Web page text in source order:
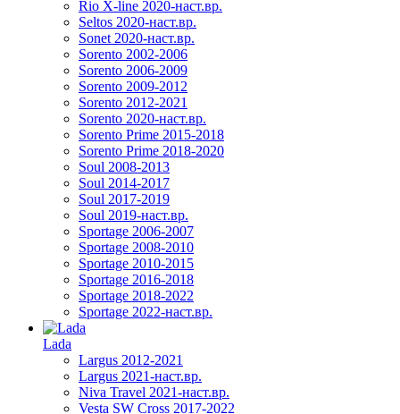
Rio X-line 2020-наст.вр.
Seltos 2020-наст.вр.
Sonet 2020-наст.вр.
Sorento 2002-2006
Sorento 2006-2009
Sorento 2009-2012
Sorento 2012-2021
Sorento 2020-наст.вр.
Sorento Prime 2015-2018
Sorento Prime 2018-2020
Soul 2008-2013
Soul 2014-2017
Soul 2017-2019
Soul 2019-наст.вр.
Sportage 2006-2007
Sportage 2008-2010
Sportage 2010-2015
Sportage 2016-2018
Sportage 2018-2022
Sportage 2022-наст.вр.
Lada
Largus 2012-2021
Largus 2021-наст.вр.
Niva Travel 2021-наст.вр.
Vesta SW Cross 2017-2022